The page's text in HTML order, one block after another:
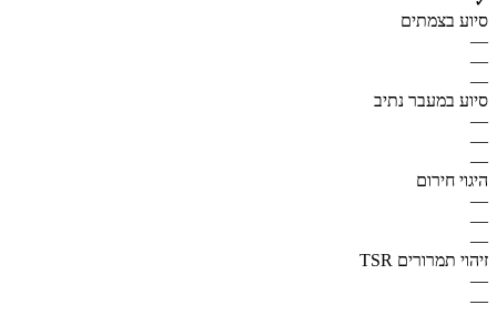
סיוע בצמתים
—
—
—
סיוע במעבר נתיב
—
—
—
היגוי חירום
—
—
—
זיהוי תמרורים TSR
—
—